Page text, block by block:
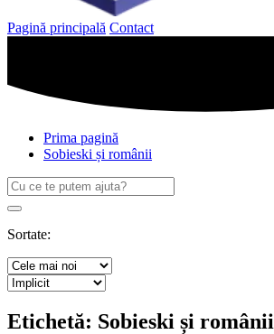
Pagină principală Contact
Prima pagină
Sobieski și românii
Caută
după:
Search
Sortate:
Etichetă: Sobieski și românii